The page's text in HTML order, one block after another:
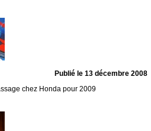
Publié le 13 décembre 2008
chez Honda pour 2009